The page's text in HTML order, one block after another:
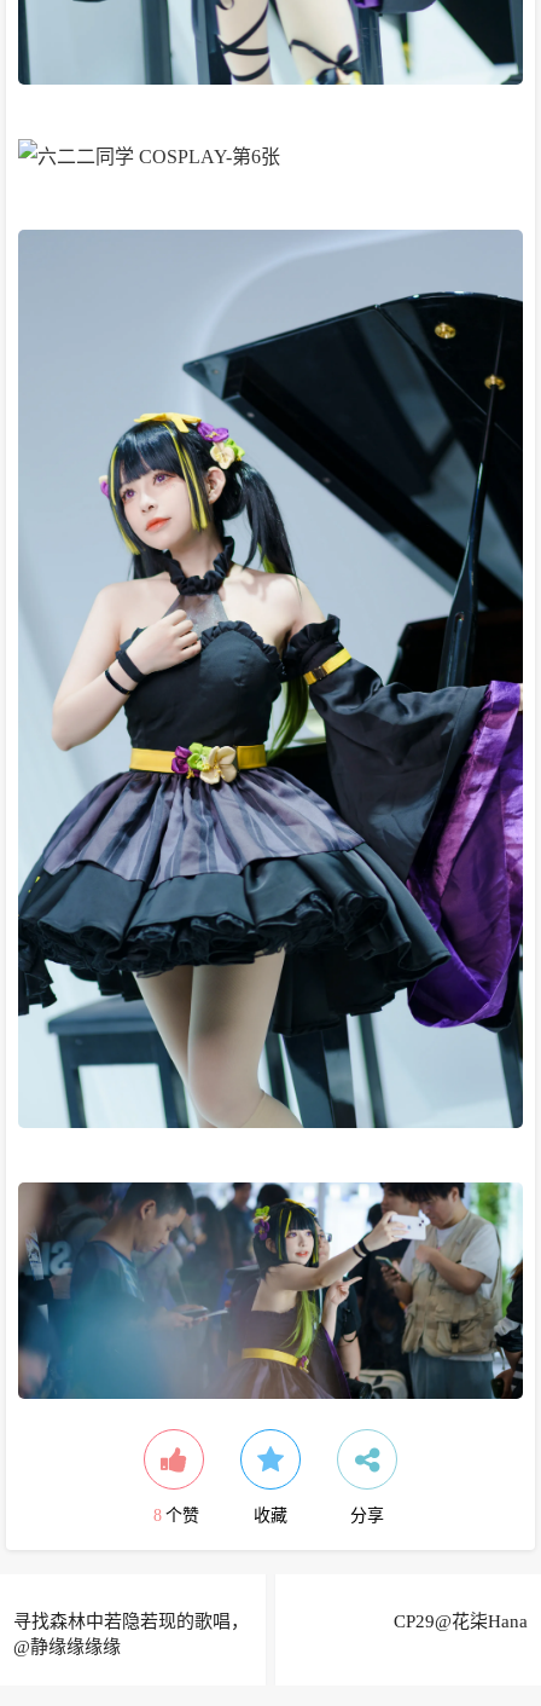
8 个赞 收藏 分享
寻找森林中若隐若现的歌唱，
@静缘缘缘缘
CP29@花柒Hana